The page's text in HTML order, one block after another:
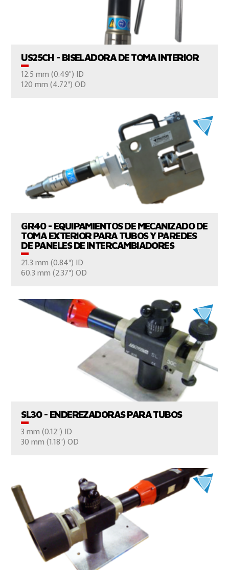
US25CH - BISELADORA DE TOMA INTERIOR
12.5 mm (0.49") ID
120 mm (4.72") OD
VER EL PRODUCTO
GR40 - EQUIPAMIENTOS DE MECANIZADO DE
TOMA EXTERIOR PARA TUBOS Y PAREDES
DE PANELES DE INTERCAMBIADORES
21.3 mm (0.84") ID
60.3 mm (2.37") OD
VER EL PRODUCTO
SL30 - ENDEREZADORAS PARA TUBOS
3 mm (0.12") ID
30 mm (1.18") OD
VER EL PRODUCTO
VER EL PRODUCTO